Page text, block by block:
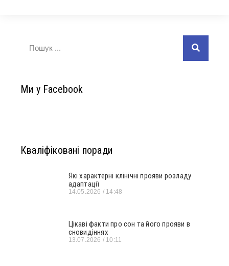
Ми у Facebook
Кваліфіковані поради
Які характерні клінічні прояви розладу
адаптації
14.05.2026 14:48
Цікаві факти про сон та його прояви в
сновидіннях
13.07.2026 10:11